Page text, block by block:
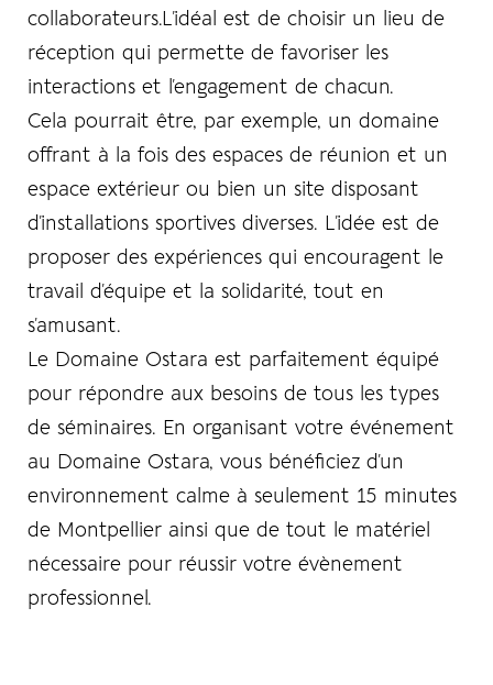
collaborateurs.L’idéal est de choisir un lieu de
réception qui permette de favoriser les
interactions et l’engagement de chacun.
Cela pourrait être, par exemple, un domaine
offrant à la fois des espaces de réunion et un
espace extérieur ou bien un site disposant
d’installations sportives diverses. L’idée est de
proposer des expériences qui encouragent le
travail d’équipe et la solidarité, tout en
s’amusant.
Le Domaine Ostara est parfaitement équipé
pour répondre aux besoins de tous les types
de séminaires. En organisant votre événement
au Domaine Ostara, vous bénéficiez d’un
environnement calme à seulement 15 minutes
de Montpellier ainsi que de tout le matériel
nécessaire pour réussir votre évènement
professionnel.